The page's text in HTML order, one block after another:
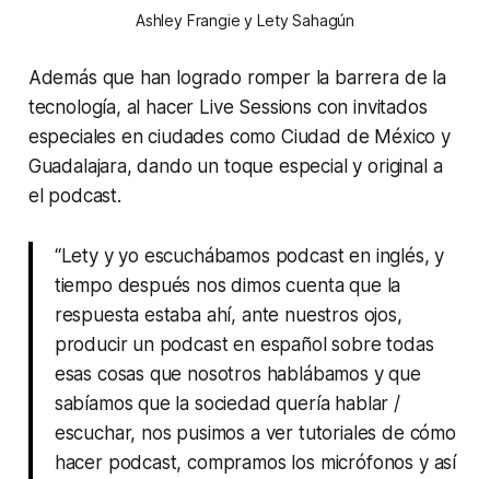
Ashley Frangie y Lety Sahagún
Además que han logrado romper la barrera de la
tecnología, al hacer Live Sessions con invitados
especiales en ciudades como Ciudad de México y
Guadalajara, dando un toque especial y original a
el podcast.
“Lety y yo escuchábamos podcast en inglés, y
tiempo después nos dimos cuenta que la
respuesta estaba ahí, ante nuestros ojos,
producir un podcast en español sobre todas
esas cosas que nosotros hablábamos y que
sabíamos que la sociedad quería hablar /
escuchar, nos pusimos a ver tutoriales de cómo
hacer podcast, compramos los micrófonos y así